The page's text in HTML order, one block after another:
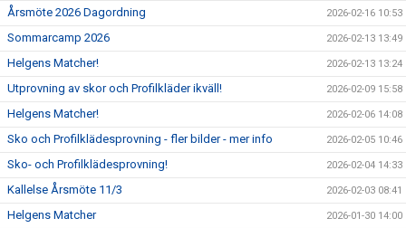
Årsmöte 2026 Dagordning 2026-02-16 10:53
Sommarcamp 2026 2026-02-13 13:49
Helgens Matcher! 2026-02-13 13:24
Utprovning av skor och Profilkläder ikväll! 2026-02-09 15:58
Helgens Matcher! 2026-02-06 14:08
Sko och Profilklädesprovning - fler bilder - mer info 2026-02-05 10:46
Sko- och Profilklädesprovning! 2026-02-04 14:33
Kallelse Årsmöte 11/3 2026-02-03 08:41
Helgens Matcher 2026-01-30 14:00